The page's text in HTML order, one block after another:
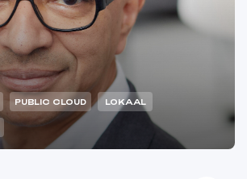
PUBLIC CLOUD LOKAAL